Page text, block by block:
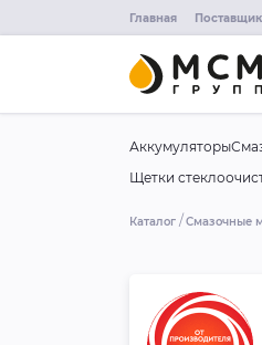
Главная
Аккумуляторы
Щетки
Каталог Смазочные